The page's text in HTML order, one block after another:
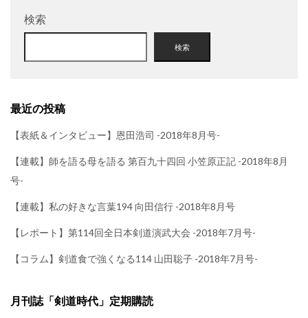
検索
検索
最近の投稿
【表紙＆インタビュー】恩田浩司 -2018年8月号-
【連載】師を語る母を語る 第百九十四回 小笠原正記 -2018年8月
号-
【連載】私の好きな言葉194 向田信行 -2018年8月号
【レポート】第114回全日本剣道演武大会 -2018年7月号-
【コラム】剣道食で強くなる114 山田聡子 -2018年7月号-
月刊誌「剣道時代」定期購読